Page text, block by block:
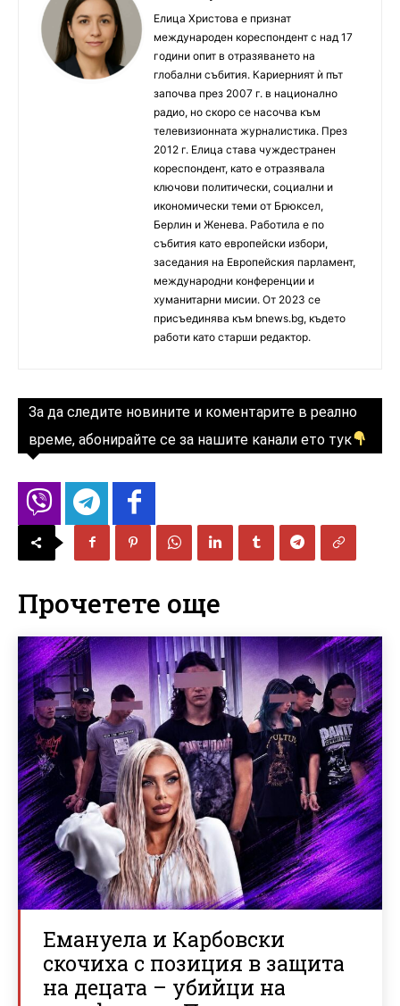
Елица Христова е признат
международен кореспондент с над 17
години опит в отразяването на
глобални събития. Кариерният ѝ път
започва през 2007 г. в национално
радио, но скоро се насочва към
телевизионната журналистика. През
2012 г. Елица става чуждестранен
кореспондент, като е отразявала
ключови политически, социални и
икономически теми от Брюксел,
Берлин и Женева. Работила е по
събития като европейски избори,
заседания на Европейския парламент,
международни конференции и
хуманитарни мисии. От 2023 се
присъединява към bnews.bg, където
работи като старши редактор.
За да следите новините и коментарите в реално
време, абонирайте се за нашите канали ето тук
Прочетете още
Емануела и Карбовски
скочиха с позиция в защита
на децата – убийци на